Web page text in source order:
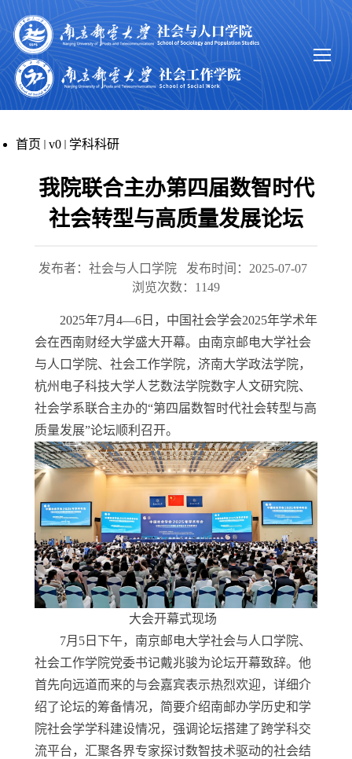
首页 v0 学科科研
我院联合主办第四届数智时代
社会转型与高质量发展论坛
发布者：社会与人口学院
发布时间：2025-07-07
浏览次数： 1149
2025年7月 4—6 日，中国社会学会2025年学术年
会在西南财经大学盛大开幕。由南京邮电大学社会
与人口学院、社会工作学院，济南大学政法学院，
杭州电子科技大学人艺数法学院数字人文研究院、
社会学系联合主办的“第四届数智时代社会转型与高
质量发展”论坛顺利召开。
大会开幕式现场
7月 5 日下午，南京邮电大学社会与人口学院、
社会工作学院党委书记戴兆骏为论坛开幕致辞。他
首先向远道而来的与会嘉宾表示热烈欢迎，详细介
绍了论坛的筹备情况，简要介绍南邮办学历史和学
院社会学学科建设情况，强调论坛搭建了跨学科交
流平台，汇聚各界专家探讨数智技术驱动的社会结